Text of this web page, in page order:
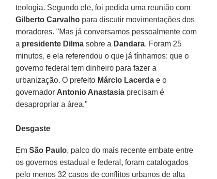
teologia. Segundo ele, foi pedida uma reunião com
Gilberto Carvalho para discutir movimentações dos
moradores. "Mas já conversamos pessoalmente com
a presidente Dilma sobre a Dandara. Foram 25
minutos, e ela referendou o que já tínhamos: que o
governo federal tem dinheiro para fazer a
urbanização. O prefeito Márcio Lacerda e o
governador Antonio Anastasia precisam é
desapropriar a área."
Desgaste
EmSão Paulo, palco do mais recente embate entre
os governos estadual e federal, foram catalogados
pelo menos 32 casos de conflitos urbanos de alta